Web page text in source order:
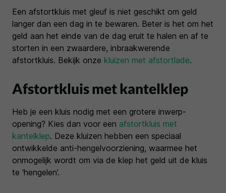
Een afstortkluis met gleuf is niet geschikt om geld
langer dan een dag in te bewaren. Beter is het om het
geld aan het einde van de dag eruit te halen en af te
storten in een zwaardere, inbraakwerende
afstortkluis. Bekijk onze kluizen met afstortlade.
Afstortkluis met kantelklep
Heb je een kluis nodig met een grotere inwerp-
opening? Kies dan voor een afstortkluis met
kantelklep. Deze kluizen hebben een speciaal
ontwikkelde anti-hengelvoorziening, waarmee het
onmogelijk wordt om via de klep het geld uit de kluis
te ‘hengelen’.